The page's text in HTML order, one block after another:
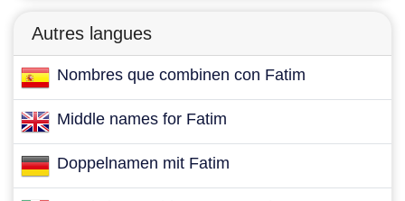
Autres langues
Nombres que combinen con Fatim
Middle names for Fatim
Doppelnamen mit Fatim